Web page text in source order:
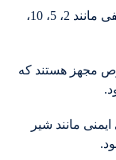
سیلندرهای نیتروژن در حجم‌های مختلفی مانند 2، 5، 10،
مجهز هستند که
مانند شیر